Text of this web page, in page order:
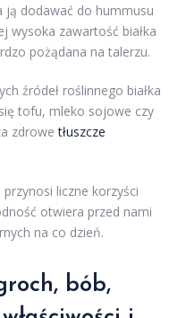
ją dodawać do hummusu
wysoka zawartość białka
pożądana na talerzu.
źródeł roślinnego białka
tofu, mleko sojowe czy
zdrowetłuszcze
liczne korzyści
otwiera przed nami
na co dzień.
bób,